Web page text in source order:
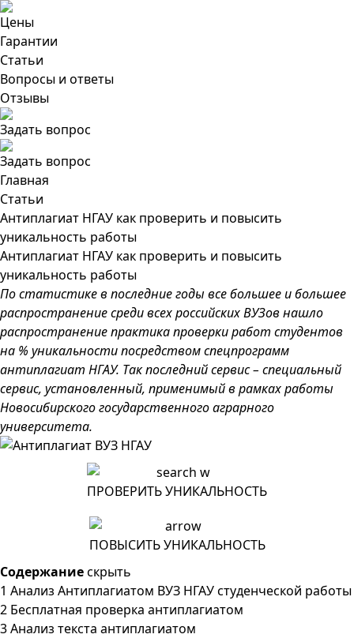
Цены
Гарантии
Статьи
Вопросы и ответы
Отзывы
Задать вопрос
Задать вопрос
Главная
Статьи
Антиплагиат НГАУ как проверить и повысить
уникальность работы
Антиплагиат НГАУ как проверить и повысить
уникальность работы
По статистике в последние годы все большее и большее
распространение среди всех российских ВУЗов нашло
распространение практика проверки работ студентов
на % уникальности посредством спецпрограмм
антиплагиат НГАУ. Так последний сервис – специальный
сервис, установленный, применимый в рамках работы
Новосибирского государственного аграрного
университета.
ПРОВЕРИТЬ УНИКАЛЬНОСТЬ
ПОВЫСИТЬ УНИКАЛЬНОСТЬ
Содержаниескрыть
1 Анализ Антиплагиатом ВУЗ НГАУ студенческой работы
2 Бесплатная проверка антиплагиатом
3Анализ текста антиплагиатом